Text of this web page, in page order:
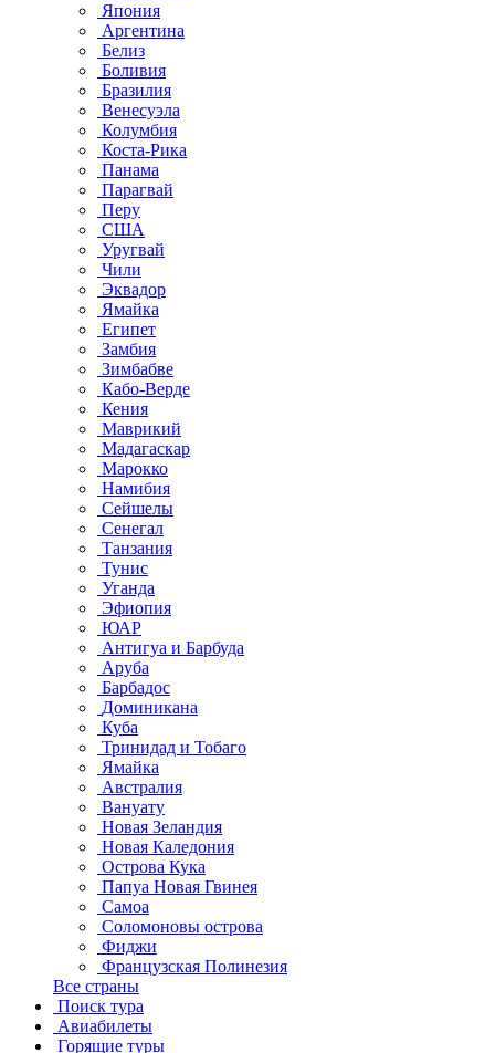
Япония
Аргентина
Белиз
Боливия
Бразилия
Венесуэла
Колумбия
Коста-Рика
Панама
Парагвай
Перу
США
Уругвай
Чили
Эквадор
Ямайка
Египет
Замбия
Зимбабве
Кабо-Верде
Кения
Маврикий
Мадагаскар
Марокко
Намибия
Сейшелы
Сенегал
Танзания
Тунис
Уганда
Эфиопия
ЮАР
Антигуа и Барбуда
Аруба
Барбадос
Доминикана
Куба
Тринидад и Тобаго
Ямайка
Австралия
Вануату
Новая Зеландия
Новая Каледония
Острова Кука
Папуа Новая Гвинея
Самоа
Соломоновы острова
Фиджи
Французская Полинезия
Все страны
Поиск тура
Авиабилеты
Горящие туры